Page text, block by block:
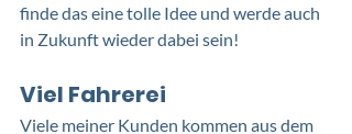
finde das eine tolle Idee und werde auch
in Zukunft wieder dabei sein!
Viel Fahrerei
Viele meiner Kunden kommen aus dem